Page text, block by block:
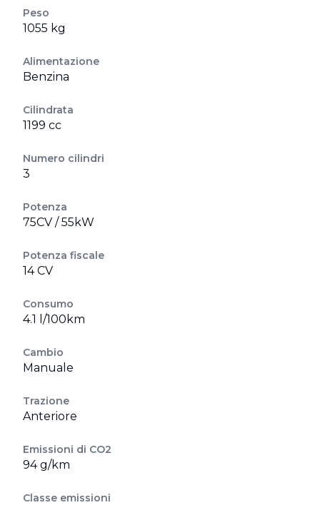
Peso
1055 kg
Alimentazione
Benzina
Cilindrata
1199 cc
Numero cilindri
3
Potenza
75CV / 55kW
Potenza fiscale
14 CV
Consumo
4.1 l/100km
Cambio
Manuale
Trazione
Anteriore
Emissioni di CO2
94 g/km
Classe emissioni